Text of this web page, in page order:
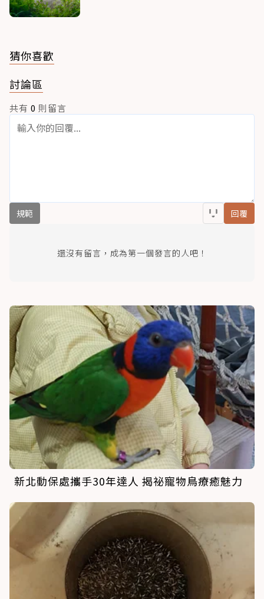
猜你喜歡
討論區
共有 0 則留言
規範 回覆
還沒有留言，成為第一個發言的人吧！
新北動保處攜手30年達人 揭祕寵物鳥療癒魅力